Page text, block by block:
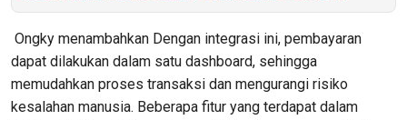
Ongky menambahkan Dengan integrasi ini, pembayaran
dapat dilakukan dalam satu dashboard, sehingga
memudahkan proses transaksi dan mengurangi risiko
kesalahan manusia. Beberapa fitur yang terdapat dalam